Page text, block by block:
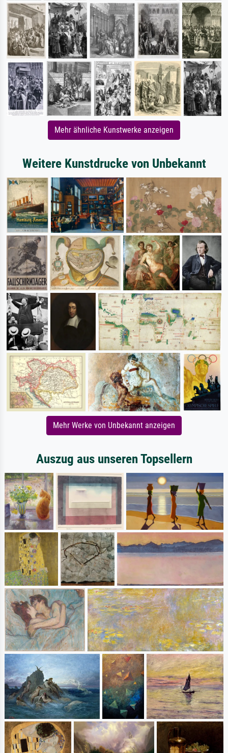
Mehr ähnliche Kunstwerke anzeigen
Weitere Kunstdrucke von Unbekannt
Mehr Werke von Unbekannt anzeigen
Auszug aus unseren Topsellern